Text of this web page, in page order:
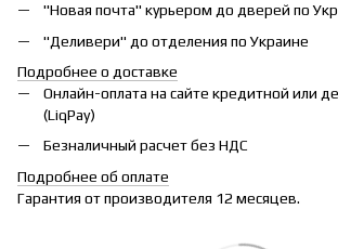
"Новая почта" курьером до дверей по
"Деливери" до отделения по Украине
Подробнее о доставке
Онлайн-оплата на сайте кредитной или
(LiqPay)
Безналичный расчет без НДС
Подробнее об оплате
Гарантия от производителя 12 месяцев.